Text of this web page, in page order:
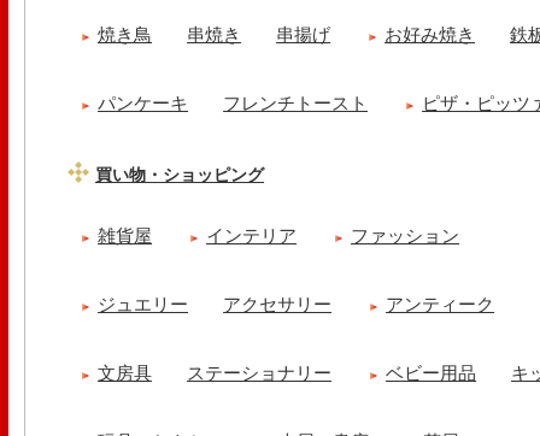
焼き鳥 串焼き 串揚げ お好み焼き 鉄
パンケーキ フレンチトースト ピザ・ピッツ
買い物・ショッピング
雑貨屋 インテリア ファッション
ジュエリー アクセサリー アンティーク
文房具 ステーショナリー ベビー用品 キ